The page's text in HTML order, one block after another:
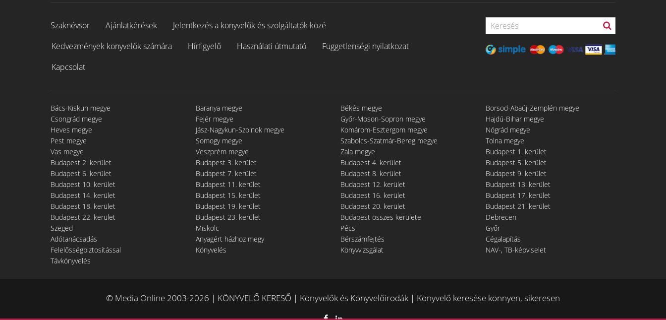
Szaknévsor Ajánlatkérések
Jelentkezés a könyvelők és szolgáltatók közé
Kedvezmények könyvelők számára
Hírfigyelő Használati útmutató
Függetlenségi nyilatkozat
Kapcsolat
Bács-Kiskun megye Baranya megye Békés megye
Borsod-Abaúj-Zemplén megye
Csongrád megye
Fejér megye Győr-Moson-Sopron megye
Hajdú-Bihar megye
Heves megye
Jász-Nagykun-Szolnok megye Komárom-Esztergom megye
Nógrád megye
Pest megye
Somogy megye Szabolcs-Szatmár-Bereg megye
Tolna megye
Vas megye
Veszprém megye Zala megye
Budapest 1. kerület
Budapest 2. kerület
Budapest 3. kerület Budapest 4. kerület
Budapest 5. kerület
Budapest 6. kerület
Budapest 7. kerület Budapest 8. kerület
Budapest 9. kerület
Budapest 10. kerület
Budapest 11. kerület Budapest 12. kerület
Budapest 13. kerület
Budapest 14. kerület
Budapest 15. kerület Budapest 16. kerület
Budapest 17. kerület
Budapest 18. kerület
Budapest 19. kerület Budapest 20. kerület
Budapest 21. kerület
Budapest 22. kerület
Budapest 23. kerület Budapest összes kerülete
Debrecen
Szeged
Miskolc Pécs
Győr
Adótanácsadás
Anyagért házhoz megy Bérszámfejtés
Cégalapítás
Felelősségbiztosítással
Könyvelés Könyvvizsgálat
NAV-, TB-képviselet
Távkönyvelés
© Media Online 2003-2026 | KÖNYVELŐ KERESŐ | Könyvelők és Könyvelőirodák | Könyvelő keresése könnyen, sikeresen